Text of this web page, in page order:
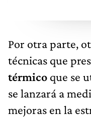
Por otra parte,
técnicas que
térmico que se
se lanzará a
mejoras en la